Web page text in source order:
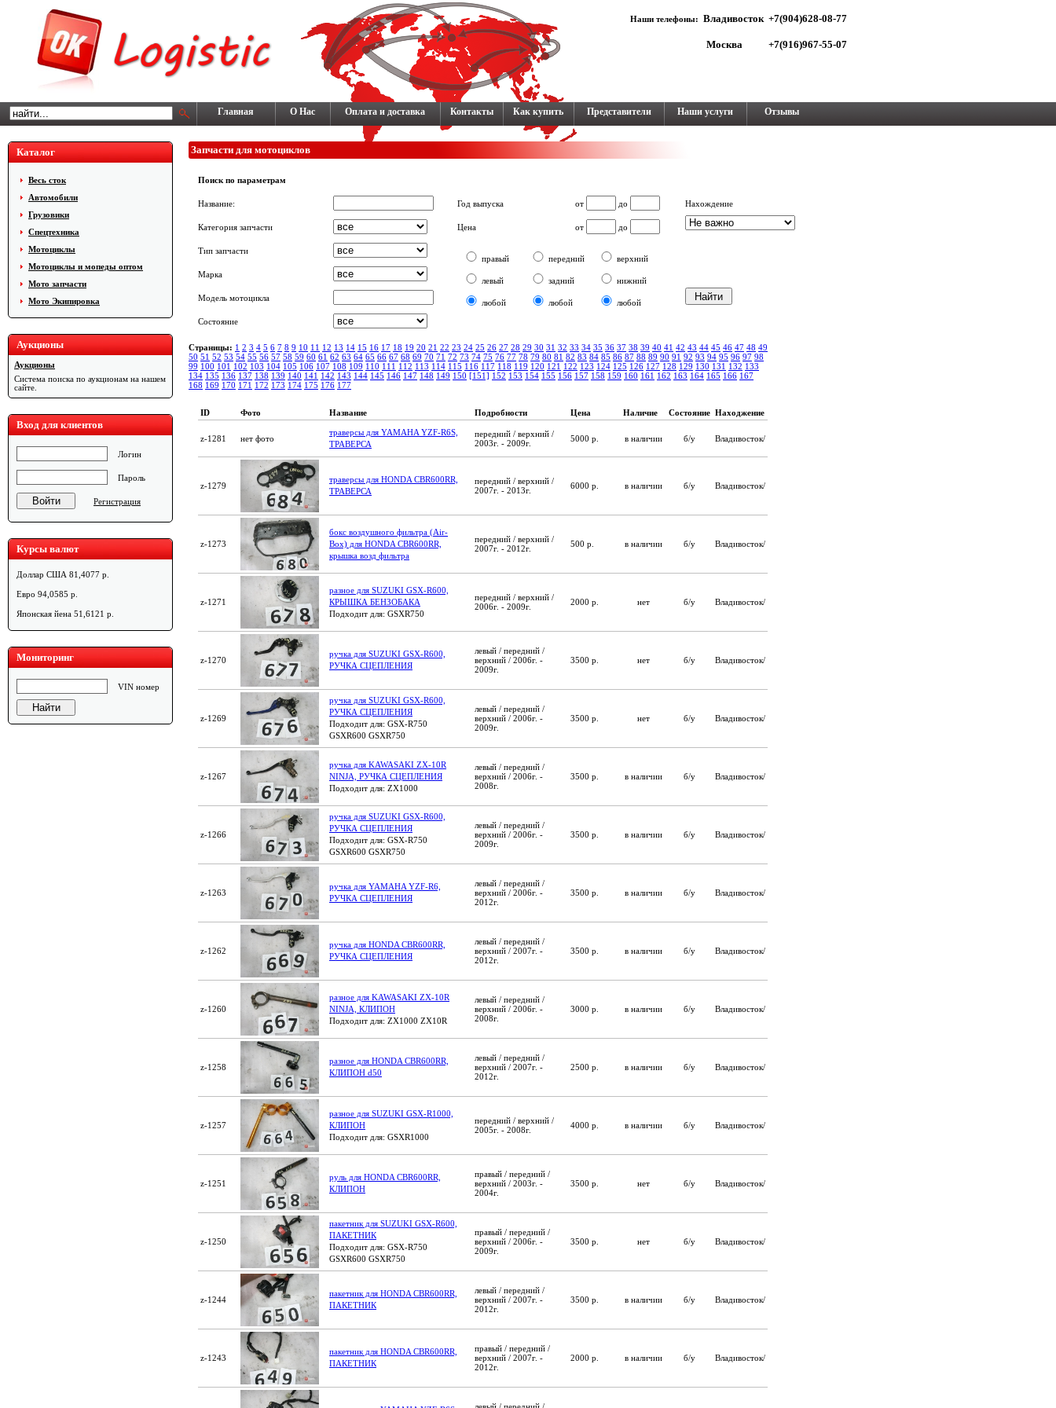
Наши телефоны: Владивосток +7(904)628-08-77
Москва +7(916)967-55-07
Главная О Нас Оплата и доставка Контакты Как купить Представители Наши услуги Отзывы
Каталог
Весь сток
Автомобили
Грузовики
Cпецтехника
Мотоциклы
Мотоциклы и мопеды оптом
Мото запчасти
Мото Экипировка
Аукционы
Аукционы
Система поиска по аукционам на нашем
сайте.
Вход для клиентов
Логин
Пароль
Регистрация
Курсы валют
Доллар США 81,4077 р.
Евро 94,0585 р.
Японская йена 51,6121 р.
Мониторинг
VIN номер
Запчасти для мотоциклов
Поиск по параметрам
Название:
Категория запчасти
Тип запчасти
Марка
Модель мотоцикла
Состояние
Год выпуска от до
Цена от до
правый передний верхний
левый задний нижний
любой любой любой
Нахождение
Страницы: 1 2 3 4 5 6 7 8 9 10 11 12 13 14 15 16 17 18 19 20 21 22 23 24 25 26 27 28 29 30 31 32 33 34 35 36 37 38 39 40 41 42 43 44 45 46 47 48 49
50 51 52 53 54 55 56 57 58 59 60 61 62 63 64 65 66 67 68 69 70 71 72 73 74 75 76 77 78 79 80 81 82 83 84 85 86 87 88 89 90 91 92 93 94 95 96 97 98
99 100 101 102 103 104 105 106 107 108 109 110 111 112 113 114 115 116 117 118 119 120 121 122 123 124 125 126 127 128 129 130 131 132 133
134 135 136 137 138 139 140 141 142 143 144 145 146 147 148 149 150 [151] 152 153 154 155 156 157 158 159 160 161 162 163 164 165 166 167
168 169 170 171 172 173 174 175 176 177
ID Фото Название Подробности Цена Наличие Состояние Находжение
z-1281 нет фото
траверсы для YAMAHA YZF-R6S,
ТРАВЕРСА
передний / верхний /
2003г. - 2009г.
5000 р. в наличии б/у Владивосток/
z-1279
траверсы для HONDA CBR600RR,
ТРАВЕРСА
передний / верхний /
2007г. - 2013г.
6000 р. в наличии б/у Владивосток/
z-1273
бокс воздушного фильтра (Air-
Box) для HONDA CBR600RR,
крышка возд фильтра
передний / верхний /
2007г. - 2012г.
500 р. в наличии б/у Владивосток/
z-1271
разное для SUZUKI GSX-R600,
КРЫШКА БЕНЗОБАКА
Подходит для: GSXR750
передний / верхний /
2006г. - 2009г.
2000 р. нет б/у Владивосток/
z-1270
ручка для SUZUKI GSX-R600,
РУЧКА СЦЕПЛЕНИЯ
левый / передний /
верхний / 2006г. -
2009г.
3500 р. нет б/у Владивосток/
z-1269
ручка для SUZUKI GSX-R600,
РУЧКА СЦЕПЛЕНИЯ
Подходит для: GSX-R750
GSXR600 GSXR750
левый / передний /
верхний / 2006г. -
2009г.
3500 р. нет б/у Владивосток/
z-1267
ручка для KAWASAKI ZX-10R
NINJA, РУЧКА СЦЕПЛЕНИЯ
Подходит для: ZX1000
левый / передний /
верхний / 2006г. -
2008г.
3500 р. в наличии б/у Владивосток/
z-1266
ручка для SUZUKI GSX-R600,
РУЧКА СЦЕПЛЕНИЯ
Подходит для: GSX-R750
GSXR600 GSXR750
левый / передний /
верхний / 2006г. -
2009г.
3500 р. в наличии б/у Владивосток/
z-1263
ручка для YAMAHA YZF-R6,
РУЧКА СЦЕПЛЕНИЯ
левый / передний /
верхний / 2006г. -
2012г.
3500 р. в наличии б/у Владивосток/
z-1262
ручка для HONDA CBR600RR,
РУЧКА СЦЕПЛЕНИЯ
левый / передний /
верхний / 2007г. -
2012г.
3500 р. в наличии б/у Владивосток/
z-1260
разное для KAWASAKI ZX-10R
NINJA, КЛИПОН
Подходит для: ZX1000 ZX10R
левый / передний /
верхний / 2006г. -
2008г.
3000 р. в наличии б/у Владивосток/
z-1258
разное для HONDA CBR600RR,
КЛИПОН d50
левый / передний /
верхний / 2007г. -
2012г.
2500 р. в наличии б/у Владивосток/
z-1257
разное для SUZUKI GSX-R1000,
КЛИПОН
Подходит для: GSXR1000
передний / верхний /
2005г. - 2008г.
4000 р. в наличии б/у Владивосток/
z-1251
руль для HONDA CBR600RR,
КЛИПОН
правый / передний /
верхний / 2003г. -
2004г.
3500 р. нет б/у Владивосток/
z-1250
пакетник для SUZUKI GSX-R600,
ПАКЕТНИК
Подходит для: GSX-R750
GSXR600 GSXR750
правый / передний /
верхний / 2006г. -
2009г.
3500 р. нет б/у Владивосток/
z-1244
пакетник для HONDA CBR600RR,
ПАКЕТНИК
левый / передний /
верхний / 2007г. -
2012г.
3500 р. в наличии б/у Владивосток/
z-1243
пакетник для HONDA CBR600RR,
ПАКЕТНИК
правый / передний /
верхний / 2007г. -
2012г.
2000 р. в наличии б/у Владивосток/